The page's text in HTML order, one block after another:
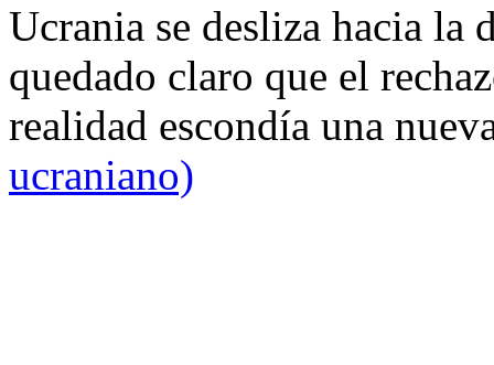
Ucrania se desliza hacia
quedado claro que el
realidad escondía una
ucraniano)